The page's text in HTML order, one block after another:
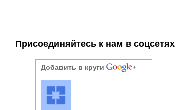
Присоединяйтесь к нам в соцсетях
Добавить в круги